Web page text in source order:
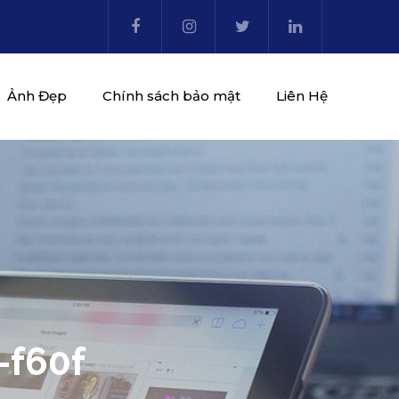
Ảnh Đẹp Chính sách bảo mật Liên Hệ
f60f